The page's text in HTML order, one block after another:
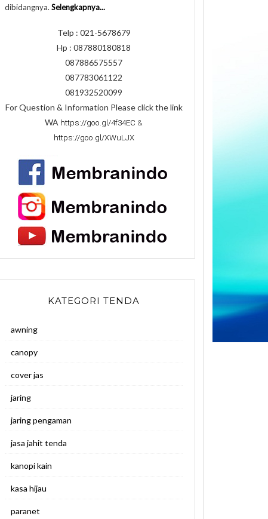
dibidangnya. Selengkapnya...
Telp : 021-5678679
Hp : 087880180818
087886575557
087783061122
081932520099
For Question & Information Please click the link
WA https://goo.gl/4f34EC &
https://goo.gl/XWuLJX
KATEGORI TENDA
awning
canopy
cover jas
jaring
jaring pengaman
jasa jahit tenda
kanopi kain
kasa hijau
paranet